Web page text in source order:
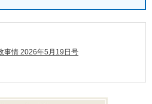
事情 2026年5月19日号